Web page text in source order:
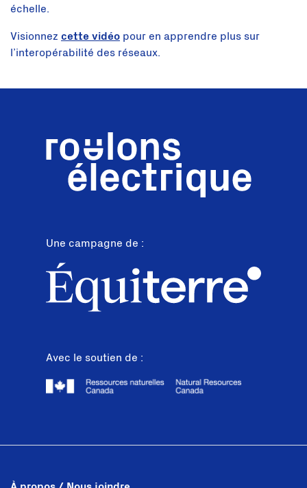
échelle.
Visionnez cette vidéo pour en apprendre plus sur
l’interopérabilité des réseaux.
Une campagne de :
Avec le soutien de :